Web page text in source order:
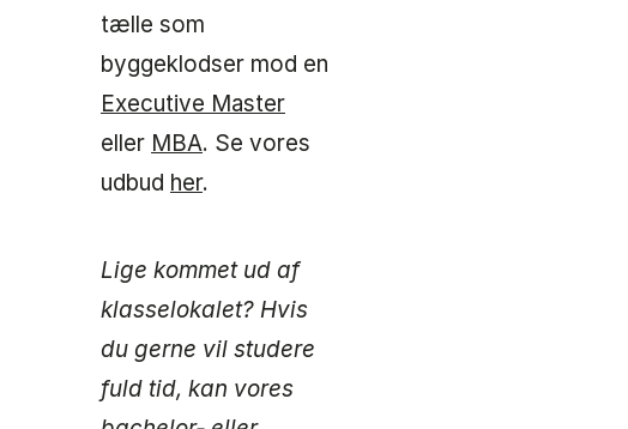
tælle som
byggeklodser mod en
Executive Master
eller MBA. Se vores
udbud her.
Lige kommet ud af
klasselokalet? Hvis
du gerne vil studere
fuld tid, kan vores